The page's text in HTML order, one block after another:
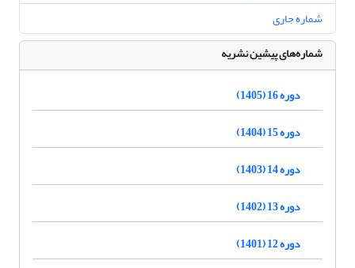
شماره جاری
شماره‌های پیشین نشریه
دوره 16 (1405)
دوره 15 (1404)
دوره 14 (1403)
دوره 13 (1402)
دوره 12 (1401)